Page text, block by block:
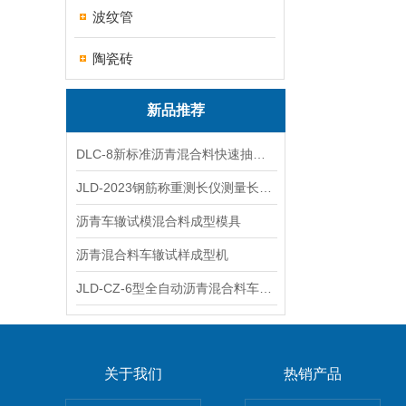
波纹管
陶瓷砖
新品推荐
沥青车辙试模混合料成型模具
沥青混合料车辙试样成型机
关于我们 热销产品